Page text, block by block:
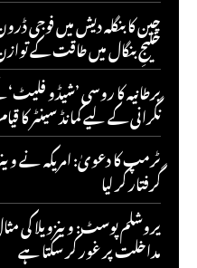
چین کا بنگلہ دیش میں فوجی
خلیجِ بنگال میں طاقت کے
برطانیہ کا روسی ’شیڈو
نگرانی کے لیے کمانڈ سینٹر کا
ٹرمپ کا دعویٰ: امریکہ نے
گرفتار کر لیا
یروشلم پوسٹ: وینزویلا کی
مداخلت پر غور کر سکتا ہے